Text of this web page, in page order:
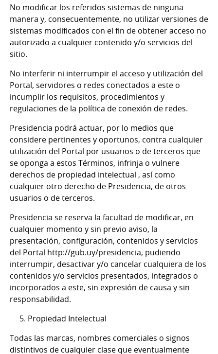
No modificar los referidos sistemas de ninguna
manera y, consecuentemente, no utilizar versiones de
sistemas modificados con el fin de obtener acceso no
autorizado a cualquier contenido y/o servicios del
sitio.
No interferir ni interrumpir el acceso y utilización del
Portal, servidores o redes conectados a este o
incumplir los requisitos, procedimientos y
regulaciones de la política de conexión de redes.
Presidencia podrá actuar, por lo medios que
considere pertinentes y oportunos, contra cualquier
utilización del Portal por usuarios o de terceros que
se oponga a estos Términos, infrinja o vulnere
derechos de propiedad intelectual , así como
cualquier otro derecho de Presidencia, de otros
usuarios o de terceros.
Presidencia se reserva la facultad de modificar, en
cualquier momento y sin previo aviso, la
presentación, configuración, contenidos y servicios
del Portal http://gub.uy/presidencia, pudiendo
interrumpir, desactivar y/o cancelar cualquiera de los
contenidos y/o servicios presentados, integrados o
incorporados a este, sin expresión de causa y sin
responsabilidad.
5. Propiedad Intelectual
Todas las marcas, nombres comerciales o signos
distintivos de cualquier clase que eventualmente